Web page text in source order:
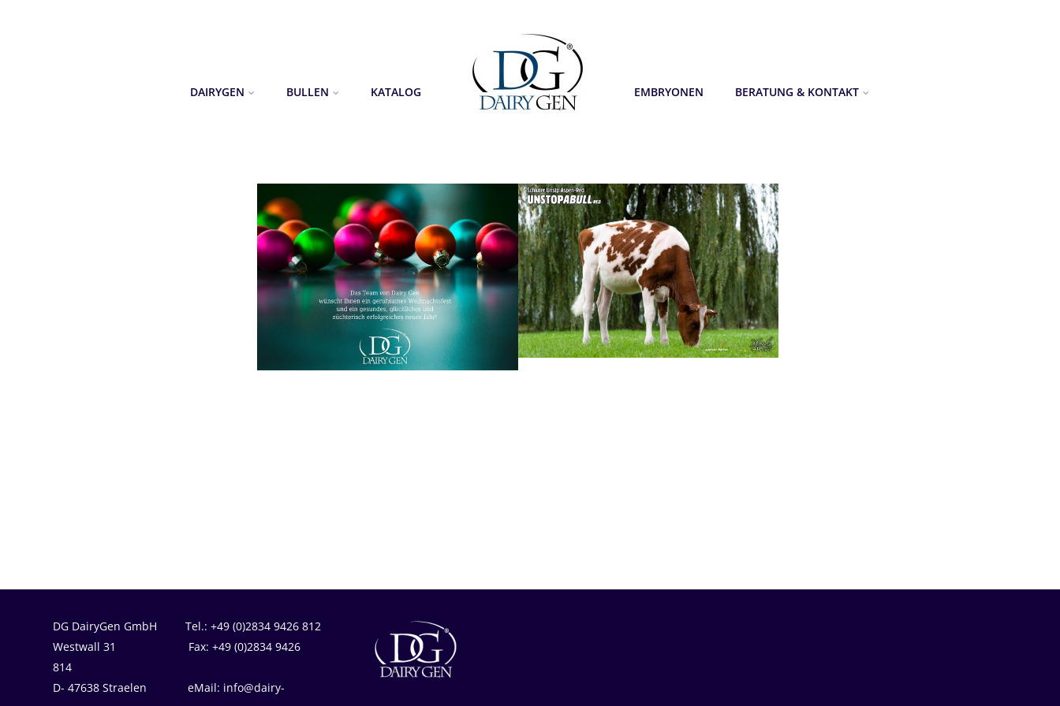
DAIRYGEN BULLEN KATALOG EMBRYONEN BERATUNG & KONTAKT
DG DairyGen GmbH Tel.: +49 (0)2834 9426 812
Westwall 31 Fax: +49 (0)2834 9426
814
D- 47638 Straelen eMail: info@dairy-